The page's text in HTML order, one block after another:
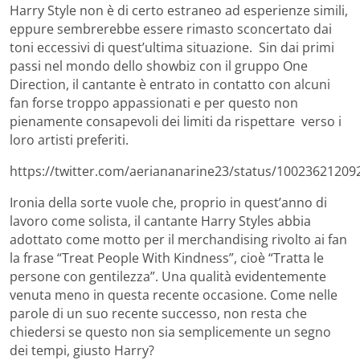
Harry Style non è di certo estraneo ad esperienze simili,
eppure sembrerebbe essere rimasto sconcertato dai
toni eccessivi di quest’ultima situazione. Sin dai primi
passi nel mondo dello showbiz con il gruppo One
Direction, il cantante è entrato in contatto con alcuni
fan forse troppo appassionati e per questo non
pienamente consapevoli dei limiti da rispettare verso i
loro artisti preferiti.
https://twitter.com/aeriananarine23/status/
Ironia della sorte vuole che, proprio in quest’anno di
lavoro come solista, il cantante Harry Styles abbia
adottato come motto per il merchandising rivolto ai fan
la frase “Treat People With Kindness”, cioè “Tratta le
persone con gentilezza”. Una qualità evidentemente
venuta meno in questa recente occasione. Come nelle
parole di un suo recente successo, non resta che
chiedersi se questo non sia semplicemente un segno
dei tempi, giusto Harry?